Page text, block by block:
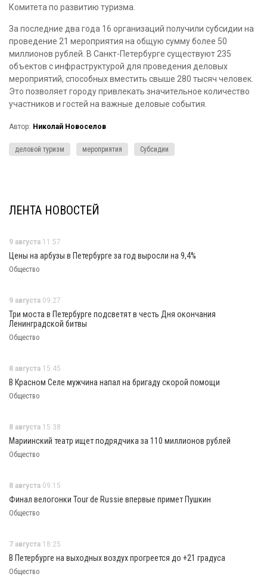
Комитета по развитию туризма.
За последние два года 16 организаций получили субсидии на
проведение 21 мероприятия на общую сумму более 50
миллионов рублей. В Санкт-Петербурге существуют 235
объектов с инфраструктурой для проведения деловых
мероприятий, способных вместить свыше 280 тысяч человек.
Это позволяет городу привлекать значительное количество
участников и гостей на важные деловые события.
Автор: Николай Новоселов
деловой туризм мероприятия Субсидии
ЛЕНТА НОВОСТЕЙ
9 августа 11:57
Цены на арбузы в Петербурге за год выросли на 9,4%
Общество
9 августа 09:27
Три моста в Петербурге подсветят в честь Дня окончания
Ленинградской битвы
Общество
8 августа 15:45
В Красном Селе мужчина напал на бригаду скорой помощи
Общество
8 августа 15:38
Мариинский театр ищет подрядчика за 110 миллионов рублей
Общество
8 августа 09:15
Финал велогонки Tour de Russie впервые примет Пушкин
Общество
7 августа 18:25
В Петербурге на выходных воздух прогреется до +21 градуса
Общество